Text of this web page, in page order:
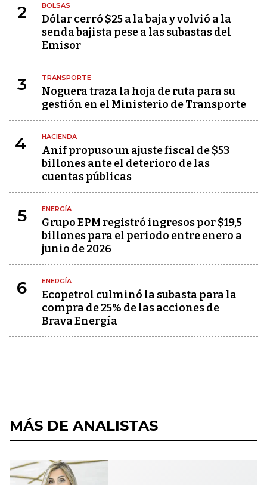
2 BOLSAS
Dólar cerró $25 a la baja y volvió a la
senda bajista pese a las subastas del
Emisor
3 TRANSPORTE
Noguera traza la hoja de ruta para su
gestión en el Ministerio de Transporte
4 HACIENDA
Anif propuso un ajuste fiscal de $53
billones ante el deterioro de las
cuentas públicas
5 ENERGÍA
Grupo EPM registró ingresos por $19,5
billones para el periodo entre enero a
junio de 2026
6 ENERGÍA
Ecopetrol culminó la subasta para la
compra de 25% de las acciones de
Brava Energía
MÁS DE ANALISTAS